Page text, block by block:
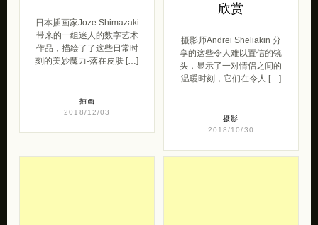
日本插画家Joze Shimazaki
带来的一组迷人的数字艺术
作品，描绘了了这些日常时
刻的美妙魔力-落在皮肤 […]
插画
2018/12/03
欣赏
摄影师Andrei Sheliakin 分
享的这些令人难以置信的镜
头，显示了一对情侣之间的
温暖时刻，它们在令人 […]
摄影
2018/10/30